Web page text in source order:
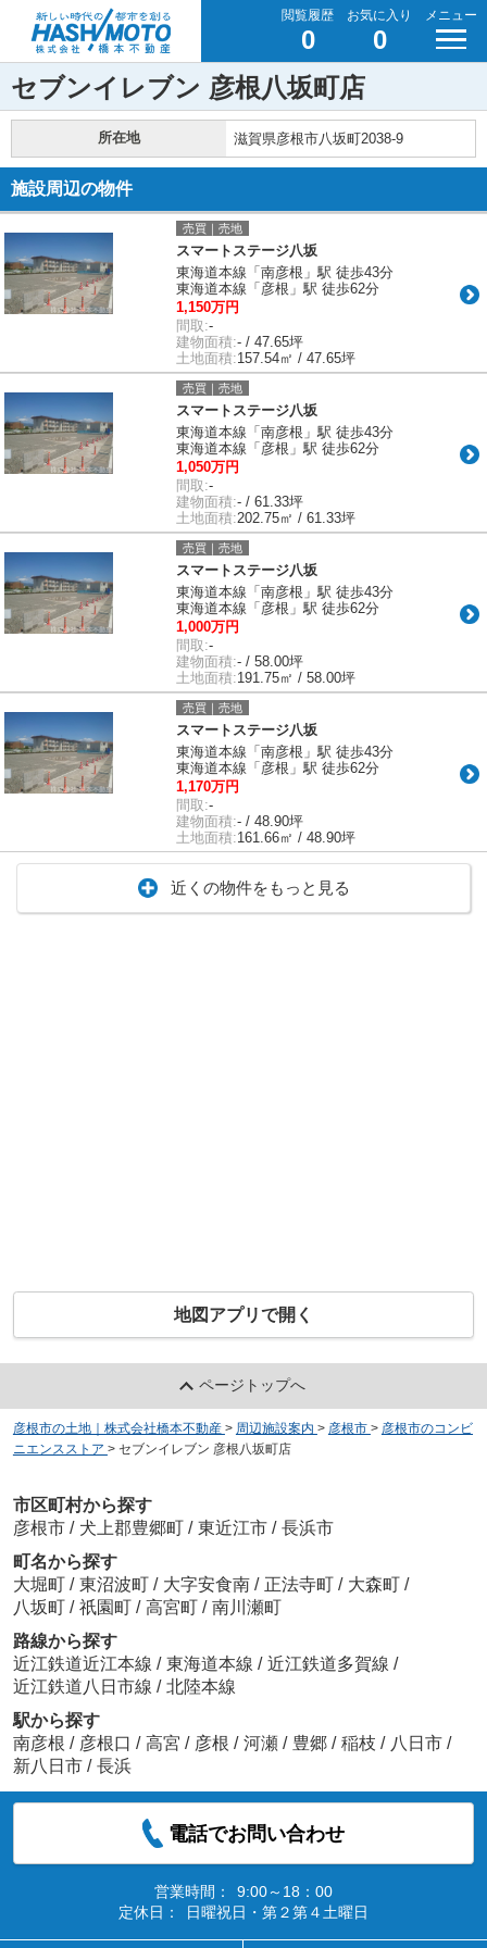
閲覧履歴
0
お気に入り
0
メニュー
セブンイレブン 彦根八坂町店
所在地 滋賀県彦根市八坂町2038-9
施設周辺の物件
売買｜売地
スマートステージ八坂
東海道本線「南彦根」駅 徒歩43分
東海道本線「彦根」駅 徒歩62分
1,150万円
間取:-
建物面積:- / 47.65坪
土地面積:157.54㎡ / 47.65坪
売買｜売地
スマートステージ八坂
東海道本線「南彦根」駅 徒歩43分
東海道本線「彦根」駅 徒歩62分
1,050万円
間取:-
建物面積:- / 61.33坪
土地面積:202.75㎡ / 61.33坪
売買｜売地
スマートステージ八坂
東海道本線「南彦根」駅 徒歩43分
東海道本線「彦根」駅 徒歩62分
1,000万円
間取:-
建物面積:- / 58.00坪
土地面積:191.75㎡ / 58.00坪
売買｜売地
スマートステージ八坂
東海道本線「南彦根」駅 徒歩43分
東海道本線「彦根」駅 徒歩62分
1,170万円
間取:-
建物面積:- / 48.90坪
土地面積:161.66㎡ / 48.90坪
近くの物件をもっと見る
地図アプリで開く
ページトップへ
彦根市の土地｜株式会社橋本不動産 > 周辺施設案内 > 彦根市 > 彦根市のコンビ
ニエンスストア > セブンイレブン 彦根八坂町店
市区町村から探す
彦根市 / 犬上郡豊郷町 / 東近江市 / 長浜市
町名から探す
大堀町 / 東沼波町 / 大字安食南 / 正法寺町 / 大森町 /
八坂町 / 祇園町 / 高宮町 / 南川瀬町
路線から探す
近江鉄道近江本線 / 東海道本線 / 近江鉄道多賀線 /
近江鉄道八日市線 / 北陸本線
駅から探す
南彦根 / 彦根口 / 高宮 / 彦根 / 河瀬 / 豊郷 / 稲枝 / 八日市 /
新八日市 / 長浜
電話でお問い合わせ
営業時間：
9:00～18：00
定休日：
日曜祝日・第２第４土曜日